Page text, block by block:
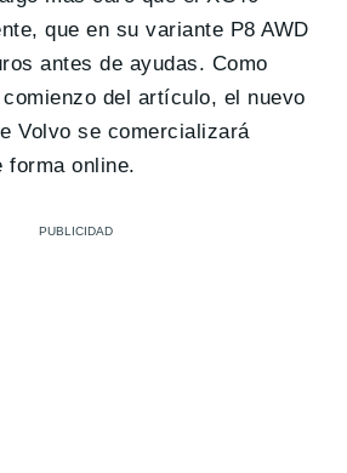
que en su variante P8 AWD
antes de ayudas. Como
del artículo, el nuevo
Volvo se comercializará
forma online.